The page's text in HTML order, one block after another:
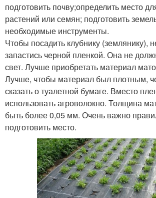
подготовить почву;определить место
растений или семян; подготовить
необходимые инструменты.
Чтобы посадить клубнику (землянику),
запастись черной пленкой. Она не
свет. Лучше приобретать материал
Лучше, чтобы материал был плотным,
сказать о туалетной бумаге. Вместо
использовать агроволокно. Толщина
быть более 0,05 мм. Очень важно
подготовить место.